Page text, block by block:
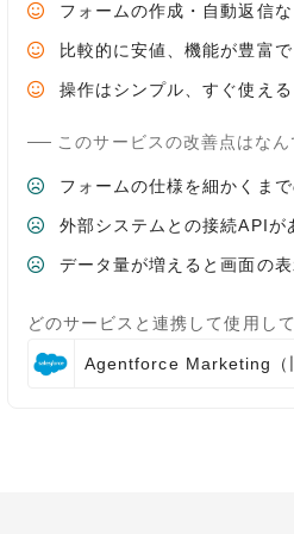
フォームの作成・自動返信
比較的に安値、機能が豊富
操作はシンプル、すぐ使える
このサービスの改善点はな
フォームの仕様を細かくま
外部システムとの接続APIが
データ量が増えると画面の
どのサービスと連携して使用し
Agentforce Marketing